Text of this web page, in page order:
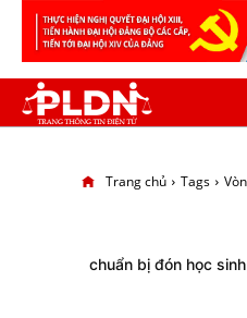
Trang chủ Tags
chuẩn bị đón học